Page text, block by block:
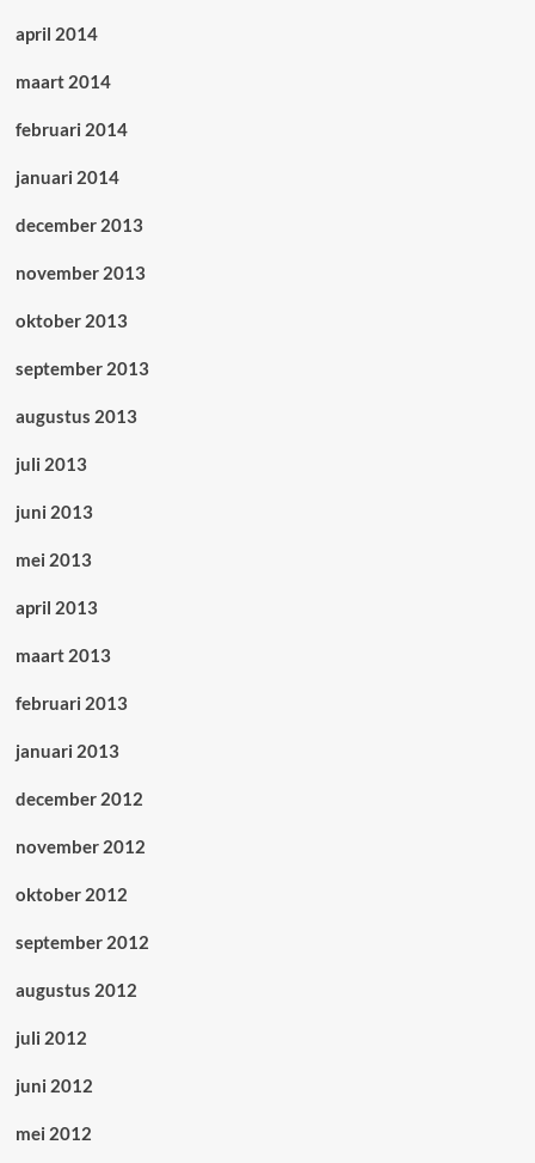
april 2014
maart 2014
februari 2014
januari 2014
december 2013
november 2013
oktober 2013
september 2013
augustus 2013
juli 2013
juni 2013
mei 2013
april 2013
maart 2013
februari 2013
januari 2013
december 2012
november 2012
oktober 2012
september 2012
augustus 2012
juli 2012
juni 2012
mei 2012